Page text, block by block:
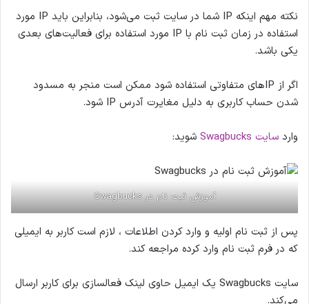
نکته مهم اینکه IP شما در سایت ثبت می‌شود، بنابراین باید IP مورد
استفاده در زمان ثبت نام با IP مورد استفاده برای فعالیت‌های بعدی
یکی باشد.
اگر از IPهای متفاوتی استفاده شود ممکن است منجر به مسدود
شدن حساب کاربری به دلیل مغایرت آدرس IP شود.
وارد سایت Swagbucks شوید:
آموزش ثبت نام در Swagbucks
پس از ثبت نام اولیه و وارد کردن اطلاعات ، لازم است کاربر به ایمیلی
که در فرم ثبت نام وارد کرده مراجعه کند.
سایت Swagbucks یک ایمیل حاوی لینک فعالسازی برای کاربر ارسال
می‌کند.